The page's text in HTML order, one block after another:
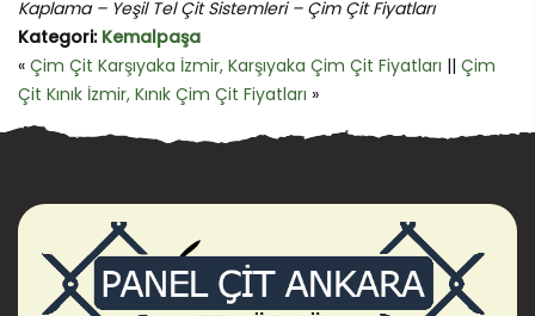
Kaplama – Yeşil Tel Çit Sistemleri – Çim Çit Fiyatları
Kategori: Kemalpaşa
« Çim Çit Karşıyaka İzmir, Karşıyaka Çim Çit Fiyatları || Çim
Çit Kınık İzmir, Kınık Çim Çit Fiyatları »